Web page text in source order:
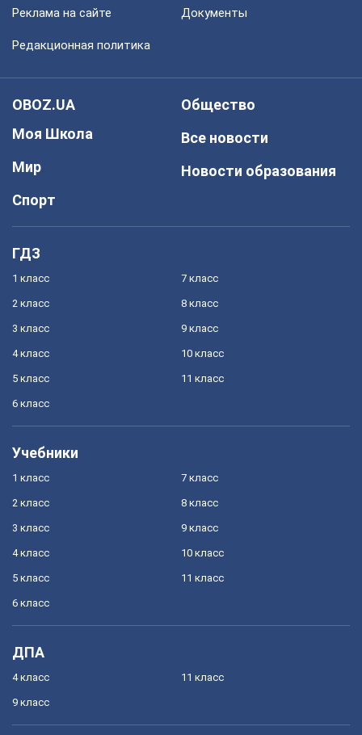
Реклама на сайте Документы
Редакционная политика
OBOZ.UA
Моя Школа
Мир
Спорт
Общество
Все новости
Новости образования
ГДЗ
1 класс
2 класс
3 класс
4 класс
5 класс
6 класс
7 класс
8 класс
9 класс
10 класс
11 класс
Учебники
1 класс
2 класс
3 класс
4 класс
5 класс
6 класс
7 класс
8 класс
9 класс
10 класс
11 класс
ДПА
4 класс
9 класс
11 класс